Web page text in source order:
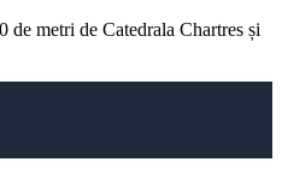
de metri de Catedrala Chartres și